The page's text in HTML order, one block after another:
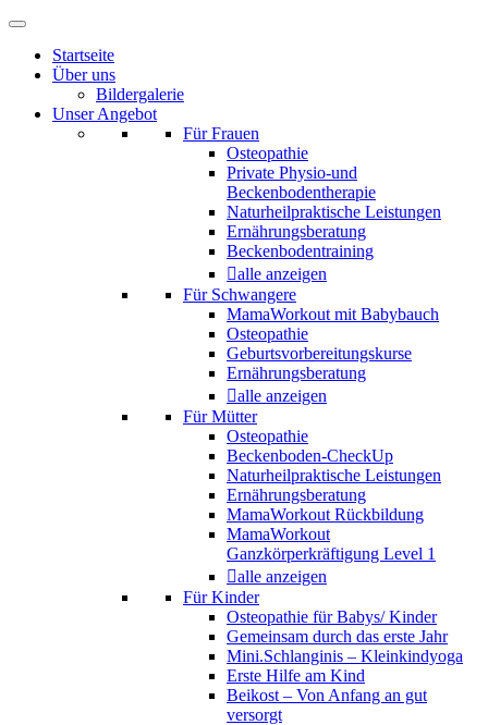
Startseite
Über uns
Bildergalerie
Unser Angebot
Für Frauen
Osteopathie
Private Physio-und
Beckenbodentherapie
Naturheilpraktische Leistungen
Ernährungsberatung
Beckenbodentraining
alle anzeigen
Für Schwangere
MamaWorkout mit Babybauch
Osteopathie
Geburtsvorbereitungskurse
Ernährungsberatung
alle anzeigen
Für Mütter
Osteopathie
Beckenboden-CheckUp
Naturheilpraktische Leistungen
Ernährungsberatung
MamaWorkout Rückbildung
MamaWorkout
Ganzkörperkräftigung Level 1
alle anzeigen
Für Kinder
Osteopathie für Babys/ Kinder
Gemeinsam durch das erste Jahr
Mini.Schlanginis – Kleinkindyoga
Erste Hilfe am Kind
Beikost – Von Anfang an gut
versorgt